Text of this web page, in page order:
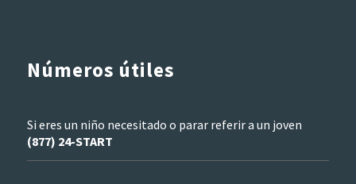
Números útiles
Si eres un niño necesitado o parar referir a un joven
(877) 24-START